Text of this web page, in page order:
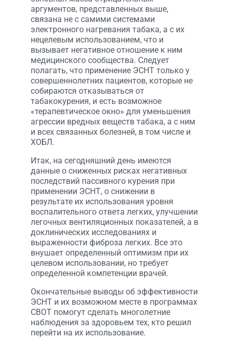
аргументов, представленных выше,
связана не с самими системами
электронного нагревания табака, а с их
нецелевым использованием, что и
вызывает негативное отношение к ним
медицинского сообщества. Следует
полагать, что применение ЭСНТ только у
совершеннолетних пациентов, которые не
собираются отказываться от
табакокурения, и есть возможное
«терапевтическое окно» для уменьшения
агрессии вредных веществ табака, а с ним
и всех связанных болезней, в том числе и
ХОБЛ.
Итак, на сегодняшний день имеются
данные о сниженных рисках негативных
последствий пассивного курения при
применении ЭСНТ, о снижении в
результате их использования уровня
воспалительного ответа легких, улучшении
легочных вентиляционных показателей, а в
доклинических исследованиях и
выраженности фиброза легких. Все это
внушает определенный оптимизм при их
целевом использовании, но требует
определенной компетенции врачей.
Окончательные выводы об эффективности
ЭСНТ и их возможном месте в программах
СВОТ помогут сделать многолетние
наблюдения за здоровьем тех, кто решил
перейти на их использование.